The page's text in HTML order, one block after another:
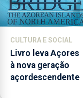
CULTURA E SOCIAL
Livro leva Açores
à nova geração
açordescendente